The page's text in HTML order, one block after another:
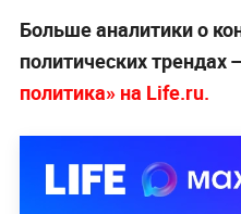
Больше аналитики о
политических трендах
политика» на Life.ru.